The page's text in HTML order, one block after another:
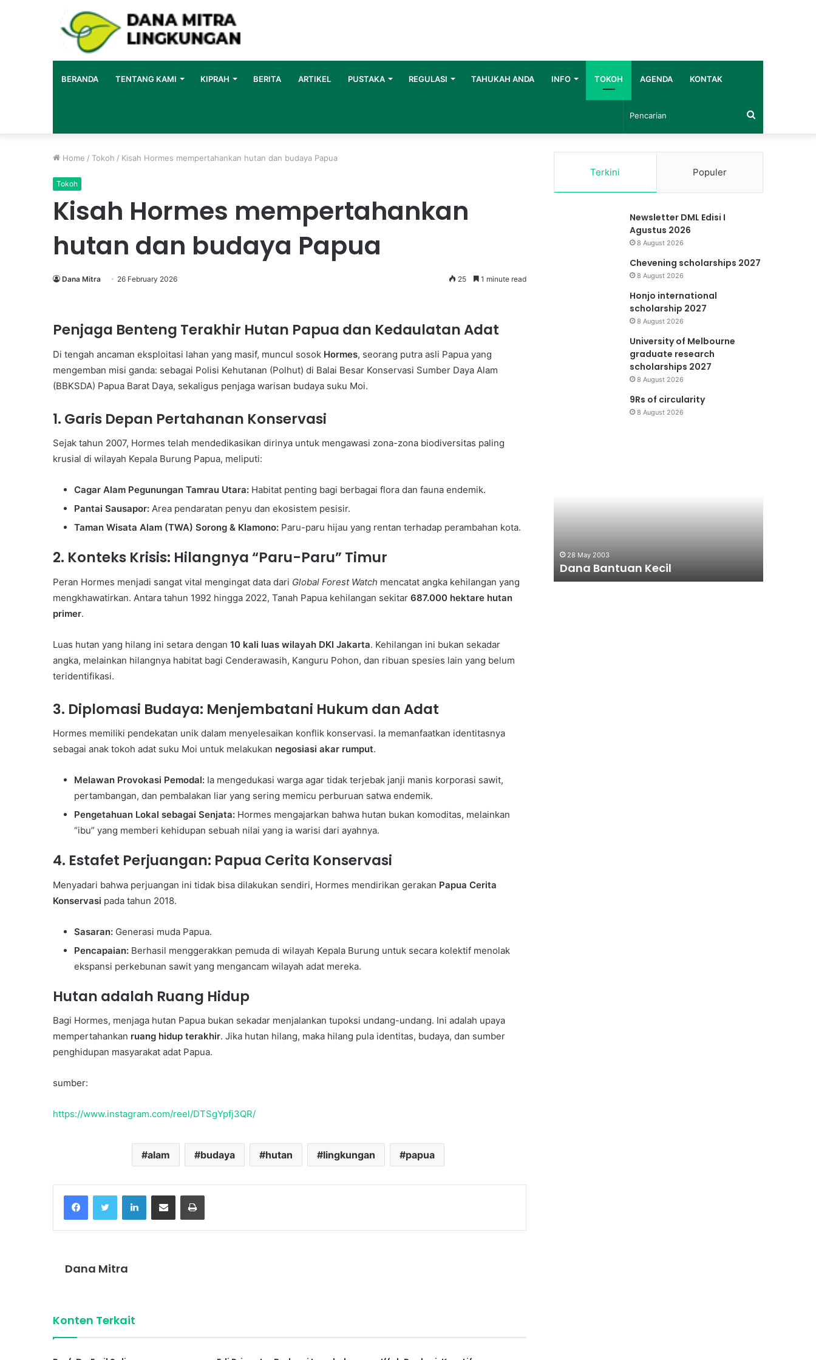
BERANDA TENTANG KAMI KIPRAH BERITA ARTIKEL PUSTAKA REGULASI TAHUKAH ANDA INFO TOKOH AGENDA KONTAK
Pencarian
Home / Tokoh / Kisah Hormes mempertahankan hutan dan budaya Papua
Tokoh
Kisah Hormes mempertahankan
hutan dan budaya Papua
Dana Mitra 26 February 2026 25 1 minute read
Penjaga Benteng Terakhir Hutan Papua dan Kedaulatan Adat
Di tengah ancaman eksploitasi lahan yang masif, muncul sosok Hormes, seorang putra asli Papua yang
mengemban misi ganda: sebagai Polisi Kehutanan (Polhut) di Balai Besar Konservasi Sumber Daya Alam
(BBKSDA) Papua Barat Daya, sekaligus penjaga warisan budaya suku Moi.
1. Garis Depan Pertahanan Konservasi
Sejak tahun 2007, Hormes telah mendedikasikan dirinya untuk mengawasi zona-zona biodiversitas paling
krusial di wilayah Kepala Burung Papua, meliputi:
Cagar Alam Pegunungan Tamrau Utara: Habitat penting bagi berbagai flora dan fauna endemik.
Pantai Sausapor: Area pendaratan penyu dan ekosistem pesisir.
Taman Wisata Alam (TWA) Sorong & Klamono: Paru-paru hijau yang rentan terhadap perambahan kota.
2. Konteks Krisis: Hilangnya “Paru-Paru” Timur
Peran Hormes menjadi sangat vital mengingat data dari Global Forest Watch mencatat angka kehilangan yang
mengkhawatirkan. Antara tahun 1992 hingga 2022, Tanah Papua kehilangan sekitar 687.000 hektare hutan
primer.
Luas hutan yang hilang ini setara dengan 10 kali luas wilayah DKI Jakarta. Kehilangan ini bukan sekadar
angka, melainkan hilangnya habitat bagi Cenderawasih, Kanguru Pohon, dan ribuan spesies lain yang belum
teridentifikasi.
3. Diplomasi Budaya: Menjembatani Hukum dan Adat
Hormes memiliki pendekatan unik dalam menyelesaikan konflik konservasi. Ia memanfaatkan identitasnya
sebagai anak tokoh adat suku Moi untuk melakukan negosiasi akar rumput.
Melawan Provokasi Pemodal: Ia mengedukasi warga agar tidak terjebak janji manis korporasi sawit,
pertambangan, dan pembalakan liar yang sering memicu perburuan satwa endemik.
Pengetahuan Lokal sebagai Senjata: Hormes mengajarkan bahwa hutan bukan komoditas, melainkan
“ibu” yang memberi kehidupan sebuah nilai yang ia warisi dari ayahnya.
4. Estafet Perjuangan: Papua Cerita Konservasi
Menyadari bahwa perjuangan ini tidak bisa dilakukan sendiri, Hormes mendirikan gerakan Papua Cerita
Konservasi pada tahun 2018.
Sasaran: Generasi muda Papua.
Pencapaian: Berhasil menggerakkan pemuda di wilayah Kepala Burung untuk secara kolektif menolak
ekspansi perkebunan sawit yang mengancam wilayah adat mereka.
Hutan adalah Ruang Hidup
Bagi Hormes, menjaga hutan Papua bukan sekadar menjalankan tupoksi undang-undang. Ini adalah upaya
mempertahankan ruang hidup terakhir. Jika hutan hilang, maka hilang pula identitas, budaya, dan sumber
penghidupan masyarakat adat Papua.
sumber:
https://www.instagram.com/reel/DTSgYpfj3QR/
alam budaya hutan lingkungan papua
FacebookTwitter LinkedInShare via Email Print
Dana Mitra
Konten Terkait
Terkini Populer
Newsletter DML Edisi I
Agustus 2026
8 August 2026
Chevening scholarships 2027
8 August 2026
Honjo international
scholarship 2027
8 August 2026
University of Melbourne
graduate research
scholarships 2027
8 August 2026
9Rs of circularity
8 August 2026
Peluncuran
Buku
Talkshow
:
Kelola
diPeluncuran Buku & Talkshow : Tata
Kelola Persampahan di Indonesia
2 July 1987 28 May 2003
Dana Bantuan Kecil